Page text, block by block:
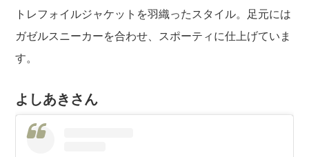
トレフォイルジャケットを羽織ったスタイル。足元には
ガゼルスニーカーを合わせ、スポーティに仕上げていま
す。
よしあきさん